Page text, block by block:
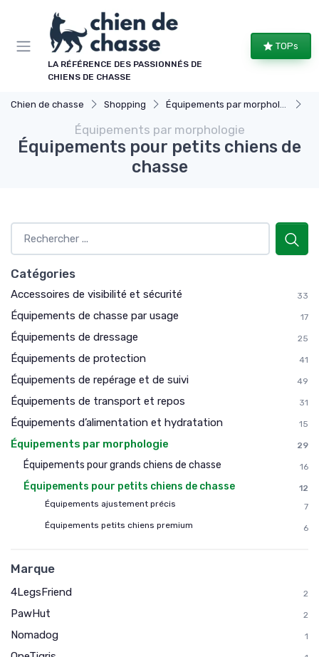
LA RÉFÉRENCE DES PASSIONNÉS DE
CHIENS DE CHASSE
TOPs
Chien de chasse Shopping Équipements par morphologie
Équipements par morphologie
Équipements pour petits chiens de
chasse
Catégories
Accessoires de visibilité et sécurité 33
Équipements de chasse par usage 17
Équipements de dressage 25
Équipements de protection 41
Équipements de repérage et de suivi 49
Équipements de transport et repos 31
Équipements d’alimentation et hydratation 15
Équipements par morphologie 29
Équipements pour grands chiens de chasse 16
Équipements pour petits chiens de chasse
12
Équipements ajustement précis
7
Équipements petits chiens premium
6
Marque
4LegsFriend 2
PawHut 2
Nomadog 1
Panneau de gestion des cookies